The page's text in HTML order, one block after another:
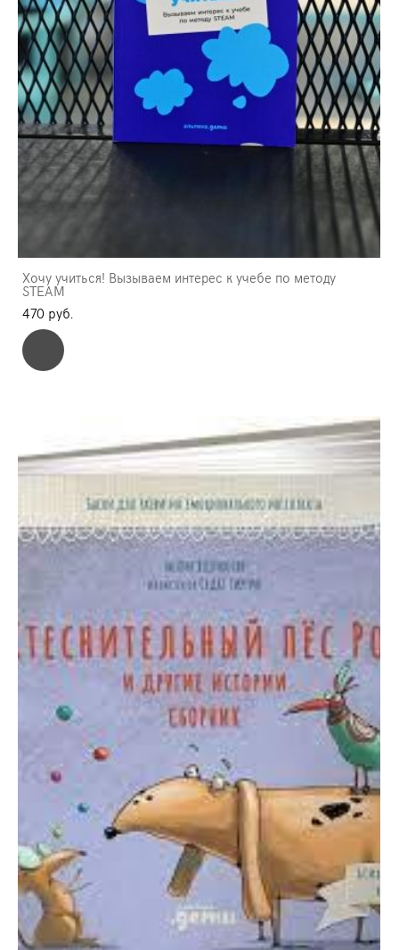
Хочу учиться! Вызываем интерес к учебе по методу
STEAM
470 pуб.